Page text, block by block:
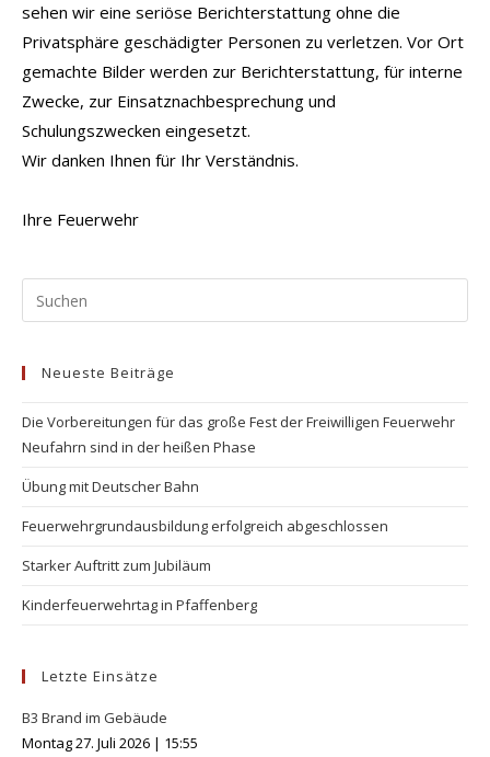
sehen wir eine seriöse Berichterstattung ohne die
Privatsphäre geschädigter Personen zu verletzen. Vor Ort
gemachte Bilder werden zur Berichterstattung, für interne
Zwecke, zur Einsatznachbesprechung und
Schulungszwecken eingesetzt.
Wir danken Ihnen für Ihr Verständnis.
Ihre Feuerwehr
Neueste Beiträge
Die Vorbereitungen für das große Fest der Freiwilligen Feuerwehr
Neufahrn sind in der heißen Phase
Übung mit Deutscher Bahn
Feuerwehrgrundausbildung erfolgreich abgeschlossen
Starker Auftritt zum Jubiläum
Kinderfeuerwehrtag in Pfaffenberg
Letzte Einsätze
B3 Brand im Gebäude
Montag 27. Juli 2026 | 15:55